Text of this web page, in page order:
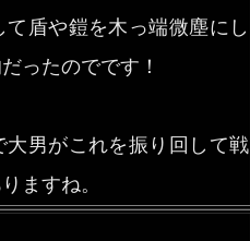
盾や鎧を木っ端微塵にし
ったのでです！
男がこれを振り回して戦
ますね。